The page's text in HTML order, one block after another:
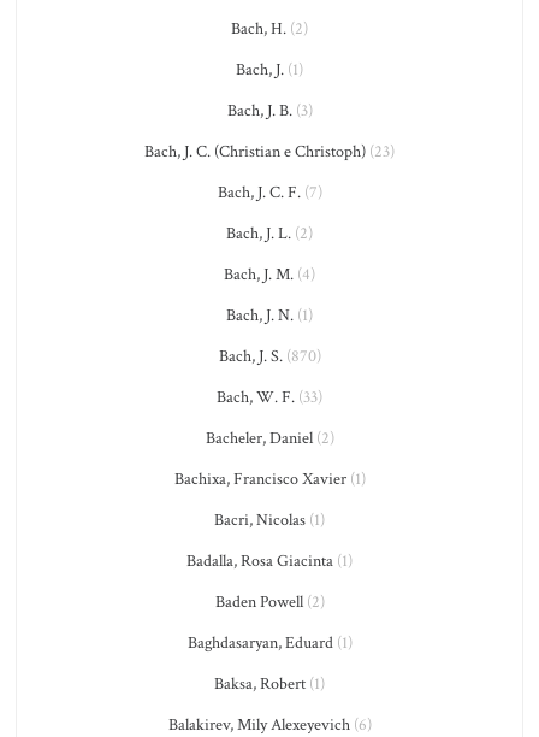
Bach, H. (2)
Bach, J. (1)
Bach, J. B.(3)
Bach, J. C. (Christian e Christoph) (23)
Bach, J. C. F.(7)
Bach, J. L. (2)
Bach, J. M. (4)
Bach, J. N. (1)
Bach, J. S.(870)
Bach, W. F. (33)
Bacheler, Daniel(2)
Bachixa, Francisco Xavier(1)
Bacri, Nicolas (1)
Badalla, Rosa Giacinta (1)
Baden Powell(2)
Baghdasaryan, Eduard(1)
Baksa, Robert (1)
Balakirev, Mily Alexeyevich(6)